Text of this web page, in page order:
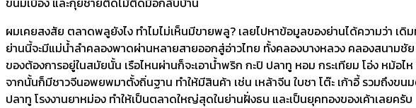
ผมเคยสงสัย ตลาดพลูยังไง ทำไมไม่เห็นมีขายพลู? เลยไปหาข้อมูลของย่านได้ความว่า
ย่านนี้จะมีแม่น้ำลำคลองพาดผ่านหลายสายออกสู่อ่าวไทย ทั้งคลองบางหลวง คลองสนาม
ของต้องการอยู่ในสมัยนั้น เรือไหนผ่านก็จะเอาน้ำพริก กะปิ ปลาทู หอม กระเทียม โอ่ง หม้อ
จากนั้นก็มีชาวจีนอพยพมาตั้งถิ่นฐาน ทำให้มีสินค้า เช่น เหล้าจีน ใบชา โต๊ะ เก้าอี้ รวมถึงข
ปลาทู โรงงานยาหม่อง ทำให้เป็นตลาดใหญ่สุดในย่านฝั่งธน และเป็นยุคทองของเค้าเลยครับ